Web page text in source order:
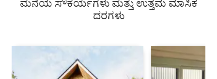
ಮನೆಯ ಸೌಕರ್ಯಗಳು ಮತ್ತು ಉತ್ತಮ ಮಾಸಿಕ
ದರಗಳು